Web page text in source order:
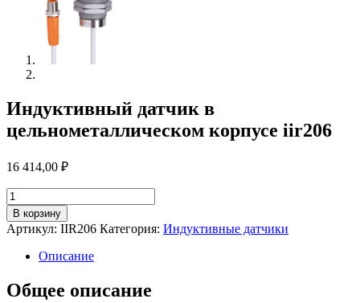
Индуктивный датчик в
цельнометаллическом корпусе iir206
16 414,00 ₽
Количество
товара
Индуктивный
датчик
цельнометаллическом
корпусе
iir206
В корзину
Артикул: IIR206 Категория: Индуктивные датчики
Описание
Общее описание